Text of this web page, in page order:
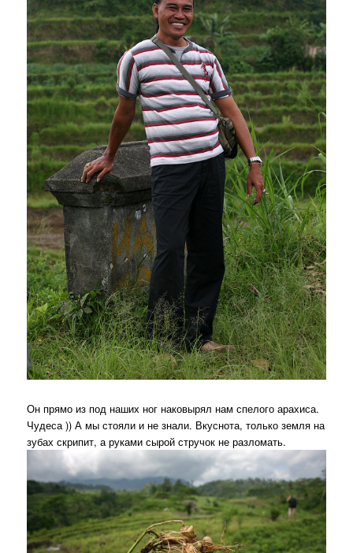
Он прямо из под наших ног наковырял нам спелого арахиса.
Чудеса )) А мы стояли и не знали. Вкуснота, только земля на
зубах скрипит, а руками сырой стручок не разломать.